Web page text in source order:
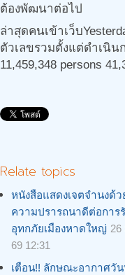
ต้องพัฒนาต่อไป
ล่าสุดคนเข้าเว็บ
ตัวเลขรวมตั้งแต่ดำเนิน
11,459,348 persons
Relate topics
หนังสือแสดงเจตจำนงด้ว
ความปรารถนาดีต่อการ
อุทกภัยเมืองหาดใหญ่ 26
69 12:31
เตือน!! ลักษณะอากาศวัน